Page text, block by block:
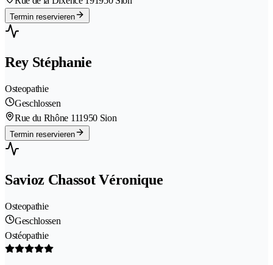
Termin reservieren
Rey Stéphanie
Osteopathie
Geschlossen
Rue du Rhône 111950 Sion
Termin reservieren
Savioz Chassot Véronique
Osteopathie
Geschlossen
Ostéopathie